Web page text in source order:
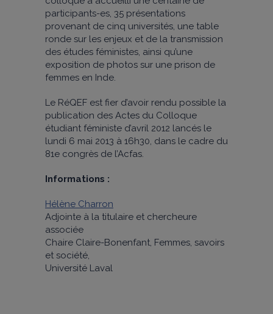
participants-es, 35 présentations
provenant de cinq universités, une table
ronde sur les enjeux et de la transmission
des études féministes, ainsi qu’une
exposition de photos sur une prison de
femmes en Inde.
Le RéQEF est fier d’avoir rendu possible la
publication des Actes du Colloque
étudiant féministe d’avril 2012 lancés le
lundi 6 mai 2013 à 16h30, dans le cadre du
81e congrès de l’Acfas.
Informations :
Hélène Charron
Adjointe à la titulaire et chercheure
associée
Chaire Claire-Bonenfant, Femmes, savoirs
et société,
Université Laval